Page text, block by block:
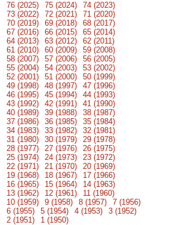
76 (2025) 75 (2024)
74 (2023)
73 (2022)
72 (2021)
71 (2020)
70 (2019)
69 (2018)
68 (2017)
67 (2016)
66 (2015)
65 (2014)
64 (2013)
63 (2012)
62 (2011)
61 (2010)
60 (2009)
59 (2008)
58 (2007)
57 (2006)
56 (2005)
55 (2004)
54 (2003)
53 (2002)
52 (2001)
51 (2000)
50 (1999)
49 (1998)
48 (1997)
47 (1996)
46 (1995)
45 (1994)
44 (1993)
43 (1992)
42 (1991)
41 (1990)
40 (1989)
39 (1988)
38 (1987)
37 (1986)
36 (1985)
35 (1984)
34 (1983)
33 (1982)
32 (1981)
31 (1980)
30 (1979)
29 (1978)
28 (1977)
27 (1976)
26 (1975)
25 (1974)
24 (1973)
23 (1972)
22 (1971)
21 (1970)
20 (1969)
19 (1968)
18 (1967)
17 (1966)
16 (1965)
15 (1964)
14 (1963)
13 (1962)
12 (1961)
11 (1960)
10 (1959)
9 (1958) 8 (1957)
7 (1956)
6 (1955)
5 (1954) 4 (1953)
3 (1952)
2 (1951)
1 (1950)